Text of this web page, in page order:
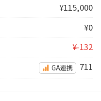
¥115,000
¥0
¥-132
GA連携 711